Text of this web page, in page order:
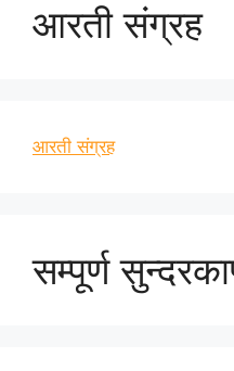
आरती संग्रह
आरती संग्रह
सम्पूर्ण